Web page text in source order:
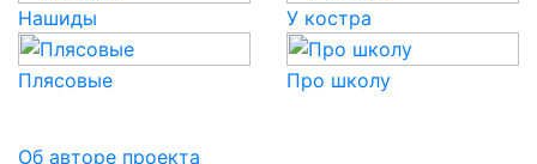
Нашиды У костра
Плясовые Про школу
Об авторе проекта